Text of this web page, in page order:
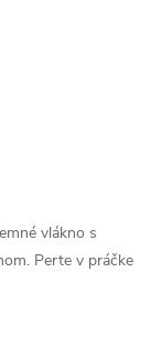
vlákno s
Perte v práčke